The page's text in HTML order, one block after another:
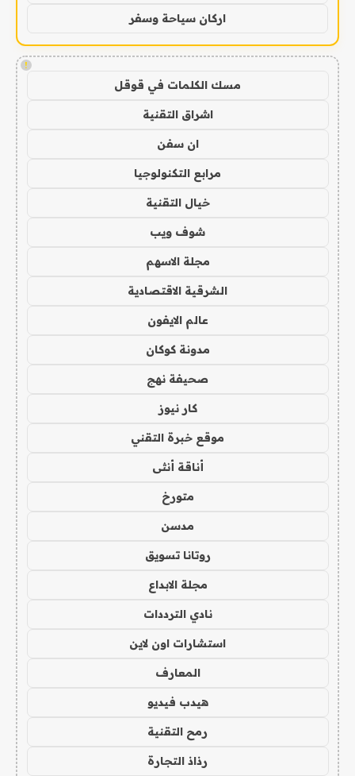
اركان سياحة وسفر
!
مسك الكلمات في قوقل
اشراق التقنية
ان سفن
مرابع التكنولوجيا
خيال التقنية
شوف ويب
مجلة الاسهم
الشرقية الاقتصادية
عالم الايفون
مدونة كوكان
صحيفة نهج
كار نيوز
موقع خبرة التقني
أناقة أنثى
متورخ
مدسن
روتانا تسويق
مجلة الابداع
نادي الترددات
استشارات اون لاين
المعارف
هيدب فيديو
رمح التقنية
رذاذ التجارة